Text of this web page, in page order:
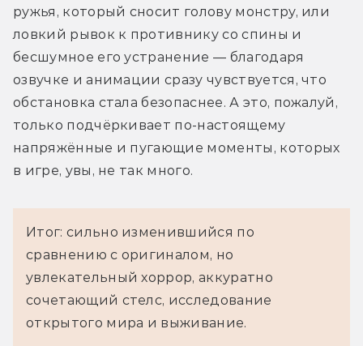
ружья, который сносит голову монстру, или
ловкий рывок к противнику со спины и
бесшумное его устранение — благодаря
озвучке и анимации сразу чувствуется, что
обстановка стала безопаснее. А это, пожалуй,
только подчёркивает по-настоящему
напряжённые и пугающие моменты, которых
в игре, увы, не так много.
Итог: сильно изменившийся по
сравнению с оригиналом, но
увлекательный хоррор, аккуратно
сочетающий стелс, исследование
открытого мира и выживание.